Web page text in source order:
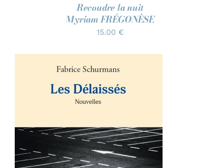
Recoudre la nuit
Myriam FRÉGONÈSE
15.00 €